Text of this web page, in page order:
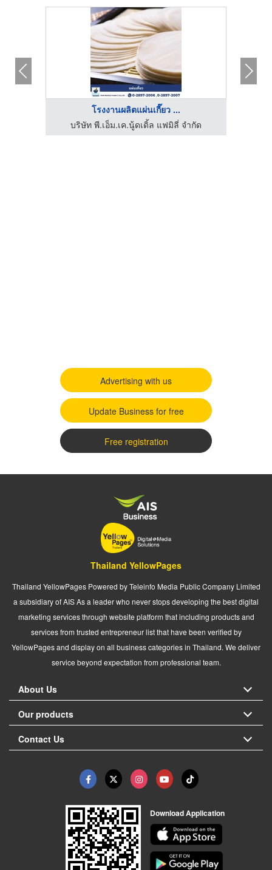
โรงงานผลิตแผ่นเกี๊ยว ...
บริษัท พี.เอ็ม.เค.นู้ดเดิ้ล แฟมิลี่ จำกัด
Advertising with us
Update Business for free
Free registration
Thailand YellowPages
Thailand YellowPages Powered by Teleinfo Media Public Company Limited
a subsidiary of AIS As a leader who never stops developing the best digital
marketing services through website platform that including products and
services from trusted entrepreneur list that have been verified by
YellowPages and display on all business categories in Thailand. We deliver
service beyond expectation from professional team.
About Us
Our products
Contact Us
Download Application